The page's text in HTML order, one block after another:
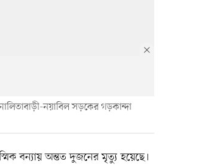
নয়া‌বিল সড়কের গড়কান্দা
বন্যায় অন্তত দুজনের মৃত্যু হয়েছে।